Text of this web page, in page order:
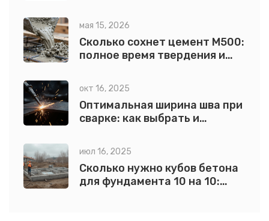
мая 15, 2026
Сколько сохнет цемент М500:
полное время твердения и
окт 16, 2025
Оптимальная ширина шва при
сварке: как выбрать и
июл 16, 2025
Сколько нужно кубов бетона
для фундамента 10 на 10: